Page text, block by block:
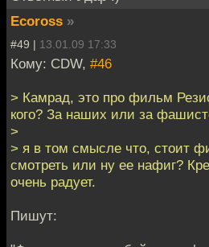
Ecoross »
#49 | 13.01.09 17:33
Кому: CDW, #46
> Камрад, это про фильм
кого? За наших или за
>
> я в том смысле что, стоит
смотреть или ну ее нафиг?
очень радует.
Пишут: